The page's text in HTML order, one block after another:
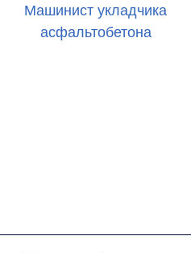
Машинист укладчика
асфальтобетона